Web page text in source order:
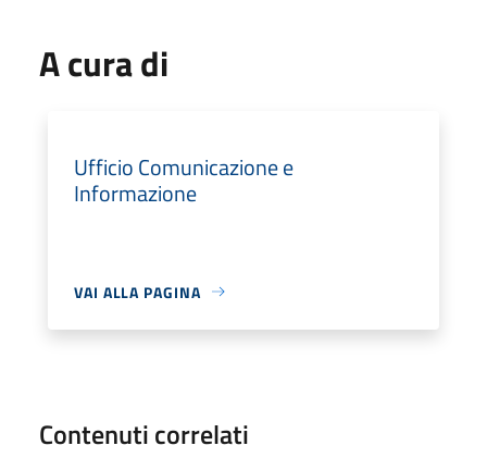
A cura di
Ufficio Comunicazione e
Informazione
VAI ALLA PAGINA
Contenuti correlati